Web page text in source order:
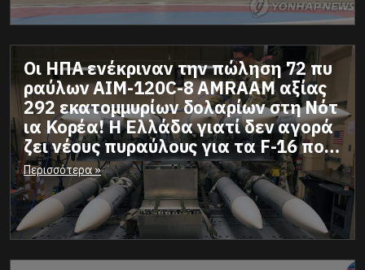
Οι ΗΠΑ ενέκριναν την πώληση 72 πυ
ραύλων AIM-120C-8 AMRAAM αξίας
292 εκατομμυρίων δολαρίων στη Νότ
ια Κορέα! Η Ελλάδα γιατί δεν αγορά
ζει νέους πυραύλους για τα F-16 που
εκσυγχρονίζει; Δεν ενδιαφέρετε το Υ
ΠΕΘΑ; Δεν δίνει χρήματα το ΥΠΟΙΚ;
Φταίει το Μαξίμου;
Περισσότερα »